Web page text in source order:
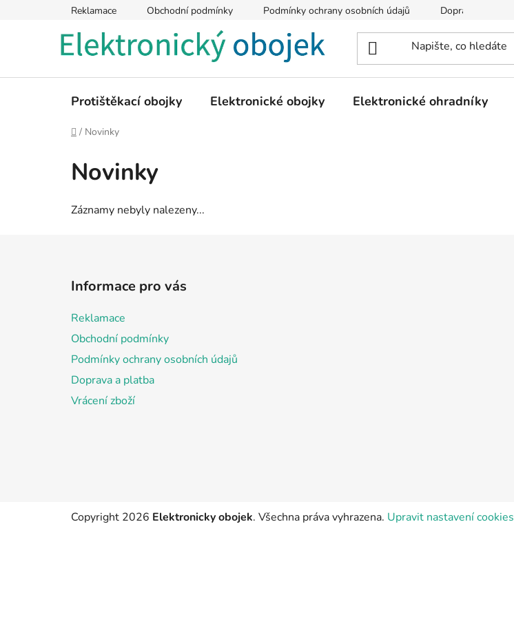
Reklamace Obchodní podmínky Podmínky ochrany osobních údajů Doprava a platba
Protištěkací obojky Elektronické obojky Elektronické ohradníky
Domů
/ Novinky
Novinky
Záznamy nebyly nalezeny...
Informace pro vás
Reklamace
Obchodní podmínky
Podmínky ochrany osobních údajů
Doprava a platba
Vrácení zboží
Copyright 2026 Elektronicky obojek. Všechna práva vyhrazena. Upravit nastavení cookies